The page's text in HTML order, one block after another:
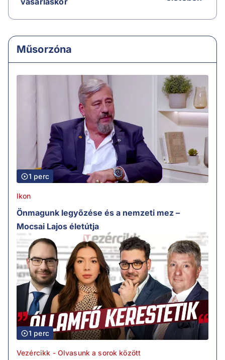
Műsorzóna
1 perc
Ikon
Önmagunk legyőzése és a nemzeti mez –
Mocsai Lajos életútja
1 perc
Vezércikk - Olvasunk a sorok között